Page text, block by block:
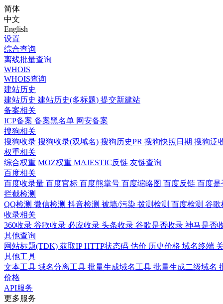
简体
中文
English
设置
综合查询
离线批量查询
WHOIS
WHOIS查询
建站历史
建站历史 建站历史(多标题) 提交新建站
备案相关
ICP备案 备案黑名单 网安备案
搜狗相关
搜狗收录 搜狗收录(双域名) 搜狗历史PR 搜狗快照日期 搜狗泛
权重相关
综合权重 MOZ权重 MAJESTIC反链 友链查询
百度相关
百度收录量 百度官标 百度熊掌号 百度缩略图 百度反链 百度
拦截检测
QQ检测 微信检测 抖音检测 被墙/污染 拨测检测 百度检测 谷
收录相关
360收录 谷歌收录 必应收录 头条收录 谷歌是否收录 神马是否
其他查询
网站标题(TDK) 获取IPHTTP状态码 估价 历史价格 域名终端
其他工具
文本工具 域名分离工具 批量生成域名工具 批量生成二级域名
价格
API服务
更多服务